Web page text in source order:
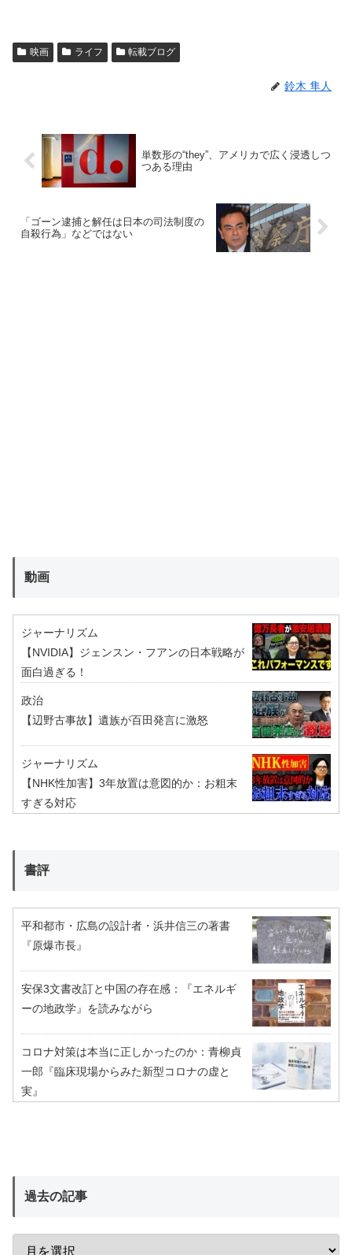
映画 ライフ 転載ブログ
鈴木 隼人
単数形の“they”、アメリカで広く浸透しつ
つある理由
「ゴーン逮捕と解任は日本の司法制度の
自殺行為」などではない
動画
ジャーナリズム
【NVIDIA】ジェンスン・フアンの日本戦略が
面白過ぎる！
政治
【辺野古事故】遺族が百田発言に激怒
ジャーナリズム
【NHK性加害】3年放置は意図的か：お粗末
すぎる対応
書評
平和都市・広島の設計者・浜井信三の著書
『原爆市長』
安保3文書改訂と中国の存在感：『エネルギ
ーの地政学』を読みながら
コロナ対策は本当に正しかったのか：青柳貞
一郎『臨床現場からみた新型コロナの虚と
実』
過去の記事